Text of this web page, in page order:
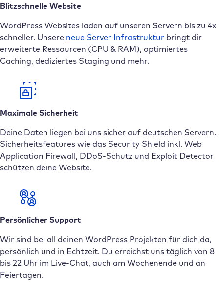
Blitzschnelle Website
WordPress Websites laden auf unseren Servern bis zu 4x
schneller. Unsere neue Server Infrastruktur bringt dir
erweiterte Ressourcen (CPU & RAM), optimiertes
Caching, dediziertes Staging und mehr.
Maximale Sicherheit
Deine Daten liegen bei uns sicher auf deutschen Servern.
Sicherheitsfeatures wie das Security Shield inkl. Web
Application Firewall, DDoS-Schutz und Exploit Detector
schützen deine Website.
Persönlicher Support
Wir sind bei all deinen WordPress Projekten für dich da,
persönlich und in Echtzeit. Du erreichst uns täglich von 8
bis 22 Uhr im Live-Chat, auch am Wochenende und an
Feiertagen.